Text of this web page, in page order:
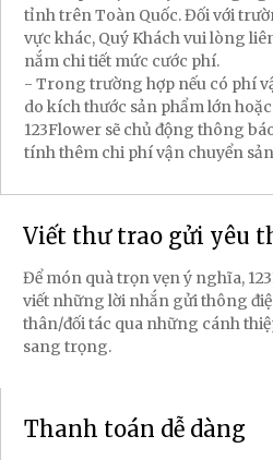
tỉnh trên Toàn Quốc. Đối với
vực khác, Quý Khách vui lòng
nắm chi tiết mức cước phí.
- Trong trường hợp nếu có phí
do kích thước sản phẩm lớn
123Flower sẽ chủ động thông
tính thêm chi phí vận chuyển
Viết thư trao gửi yêu
Để món quà trọn vẹn ý nghĩa,
viết những lời nhắn gửi thông
thân/đối tác qua những cánh
sang trọng.
Thanh toán dễ dàng